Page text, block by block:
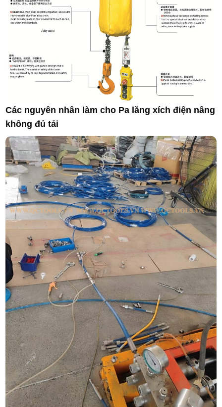
Các nguyên nhân làm cho Pa lăng xích điện nâng
không đủ tải